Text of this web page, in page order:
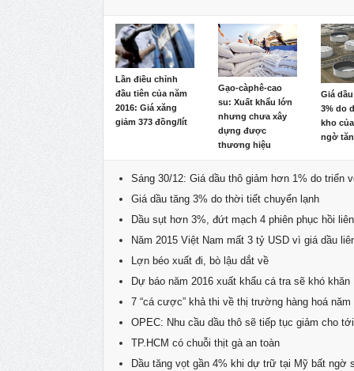
Lần điều chỉnh
đầu tiên của năm
2016: Giá xăng
giảm 373 đồng/lít
Gạo-càphê-cao
su: Xuất khẩu lớn
nhưng chưa xây
dựng được
thương hiệu
Giá
3% do
kho
ngờ
Sáng 30/12: Giá dầu thô giảm hơn 1% do triển
Giá dầu tăng 3% do thời tiết chuyển lạnh
Dầu sụt hơn 3%, đứt mạch 4 phiên phục hồi
Năm 2015 Việt Nam mất 3 tỷ USD vì giá dầu
Lợn béo xuất đi, bò lậu dắt về
Dự báo năm 2016 xuất khẩu cá tra sẽ khó khăn
7 “cá cược” khả thi về thị trường hàng hoá năm
OPEC: Nhu cầu dầu thô sẽ tiếp tục giảm cho
TP.HCM có chuỗi thịt gà an toàn
Dầu tăng vọt gần 4% khi dự trữ tại Mỹ bất ngờ